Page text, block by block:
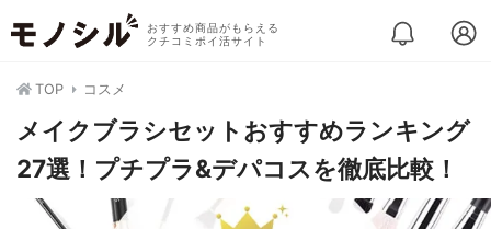
おすすめ商品がもらえる
クチコミポイ活サイト
TOP コスメ
メイクブラシセットおすすめランキング
27選！プチプラ&デパコスを徹底比較！